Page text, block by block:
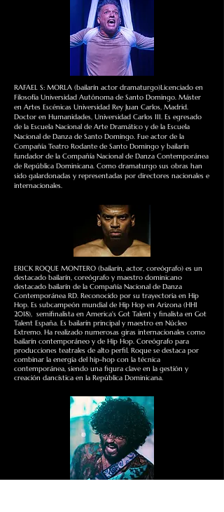
RAFAEL S: MORLA (bailarín actor dramaturgo)Licenciado en
Filosofía Universidad Autónoma de Santo Domingo. Máster
en Artes Escénicas Universidad Rey Juan Carlos, Madrid.
Doctor en Humanidades, Universidad Carlos III. Es egresado
de la Escuela Nacional de Arte Dramático y de la Escuela
Nacional de Danza de Santo Domingo. Fue actor de la
Compañía Teatro Rodante de Santo Domingo y bailarín
fundador de la Compañía Nacional de Danza Contemporánea
de República Dominicana. Como dramaturgo sus obras han
sido galardonadas y representadas por directores nacionales e
internacionales.
ERICK ROQUE MONTERO (bailarín, actor, coreógrafo) es un
destacado bailarín, coreógrafo y maestro dominicano
destacado bailarín de la Compañía Nacional de Danza
Contemporánea RD. Reconocido por su trayectoria en Hip
Hop. Es subcampeón mundial de Hip Hop en Arizona (HHI
2018), semifinalista en America's Got Talent y finalista en Got
Talent España. Es bailarín principal y maestro en Núcleo
Extremo. Ha realizado numerosas giras internacionales como
bailarín contemporáneo y de Hip Hop. Coreógrafo para
producciones teatrales de alto perfil. Roque se destaca por
combinar la energía del hip-hop con la técnica
contemporánea, siendo una figura clave en la gestión y
creación dancística en la República Dominicana.